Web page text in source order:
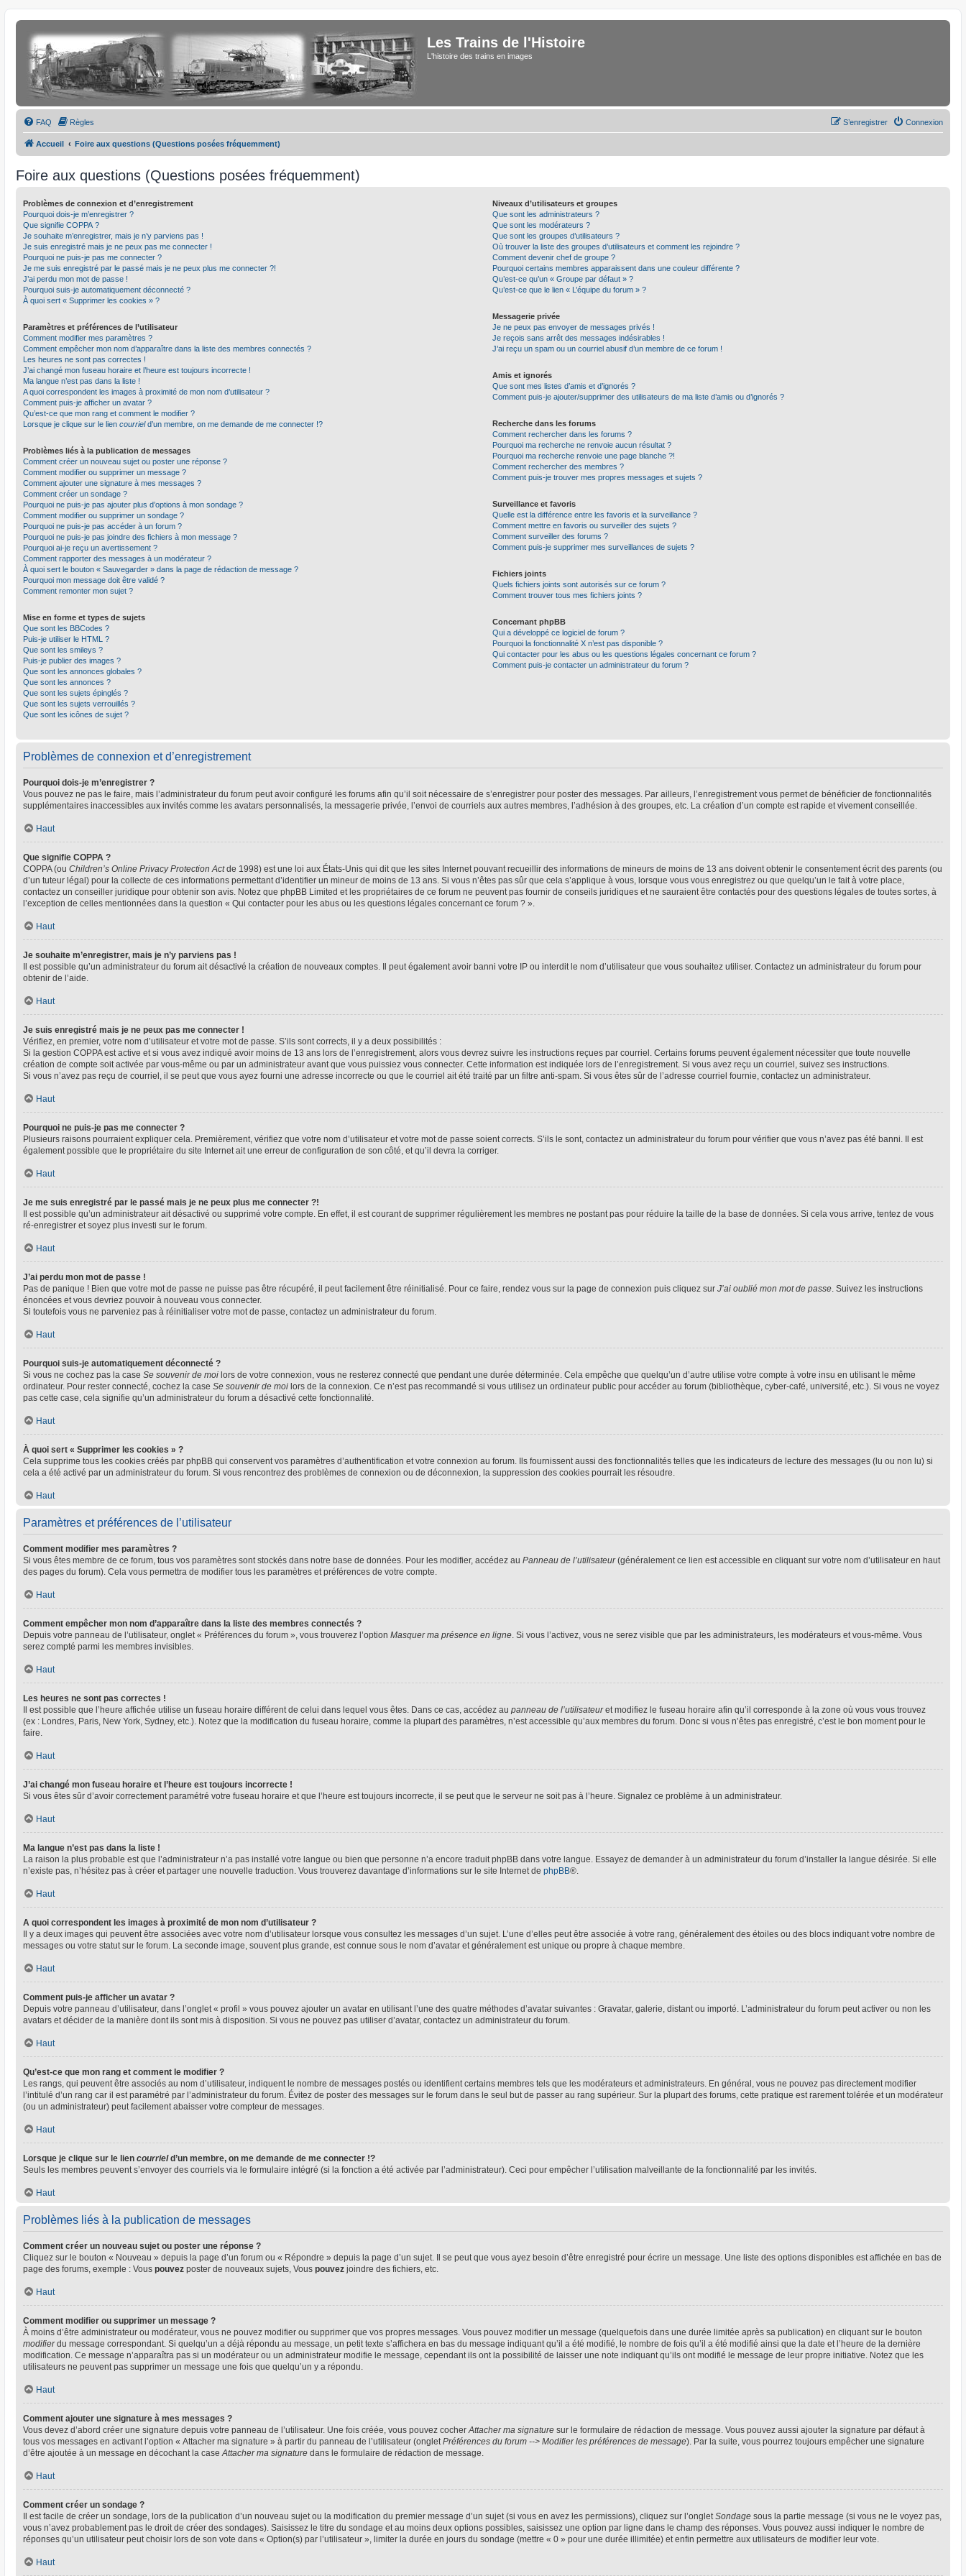
Les Trains de l'Histoire
L'histoire des trains en images
FAQ Règles Connexion
S’enregistrer
Accueil Foire aux questions (Questions posées fréquemment)
Foire aux questions (Questions posées fréquemment)
Problèmes de connexion et d’enregistrement
Pourquoi dois-je m’enregistrer ?
Que signifie COPPA ?
Je souhaite m’enregistrer, mais je n’y parviens pas !
Je suis enregistré mais je ne peux pas me connecter !
Pourquoi ne puis-je pas me connecter ?
Je me suis enregistré par le passé mais je ne peux plus me connecter ?!
J’ai perdu mon mot de passe !
Pourquoi suis-je automatiquement déconnecté ?
À quoi sert « Supprimer les cookies » ?
Paramètres et préférences de l’utilisateur
Comment modifier mes paramètres ?
Comment empêcher mon nom d’apparaître dans la liste des membres connectés ?
Les heures ne sont pas correctes !
J’ai changé mon fuseau horaire et l’heure est toujours incorrecte !
Ma langue n’est pas dans la liste !
A quoi correspondent les images à proximité de mon nom d’utilisateur ?
Comment puis-je afficher un avatar ?
Qu’est-ce que mon rang et comment le modifier ?
Lorsque je clique sur le lien courrield’un membre, on me demande de me connecter !?
Problèmes liés à la publication de messages
Comment créer un nouveau sujet ou poster une réponse ?
Comment modifier ou supprimer un message ?
Comment ajouter une signature à mes messages ?
Comment créer un sondage ?
Pourquoi ne puis-je pas ajouter plus d’options à mon sondage ?
Comment modifier ou supprimer un sondage ?
Pourquoi ne puis-je pas accéder à un forum ?
Pourquoi ne puis-je pas joindre des fichiers à mon message ?
Pourquoi ai-je reçu un avertissement ?
Comment rapporter des messages à un modérateur ?
À quoi sert le bouton « Sauvegarder » dans la page de rédaction de message ?
Pourquoi mon message doit être validé ?
Comment remonter mon sujet ?
Mise en forme et types de sujets
Que sont les BBCodes ?
Puis-je utiliser le HTML ?
Que sont les smileys ?
Puis-je publier des images ?
Que sont les annonces globales ?
Que sont les annonces ?
Que sont les sujets épinglés ?
Que sont les sujets verrouillés ?
Que sont les icônes de sujet ?
Niveaux d’utilisateurs et groupes
Que sont les administrateurs ?
Que sont les modérateurs ?
Que sont les groupes d’utilisateurs ?
Où trouver la liste des groupes d’utilisateurs et comment les rejoindre ?
Comment devenir chef de groupe ?
Pourquoi certains membres apparaissent dans une couleur différente ?
Qu’est-ce qu’un « Groupe par défaut » ?
Qu’est-ce que le lien « L’équipe du forum » ?
Messagerie privée
Je ne peux pas envoyer de messages privés !
Je reçois sans arrêt des messages indésirables !
J’ai reçu un spam ou un courriel abusif d’un membre de ce forum !
Amis et ignorés
Que sont mes listes d’amis et d’ignorés ?
Comment puis-je ajouter/supprimer des utilisateurs de ma liste d’amis ou d’ignorés ?
Recherche dans les forums
Comment rechercher dans les forums ?
Pourquoi ma recherche ne renvoie aucun résultat ?
Pourquoi ma recherche renvoie une page blanche ?!
Comment rechercher des membres ?
Comment puis-je trouver mes propres messages et sujets ?
Surveillance et favoris
Quelle est la différence entre les favoris et la surveillance ?
Comment mettre en favoris ou surveiller des sujets ?
Comment surveiller des forums ?
Comment puis-je supprimer mes surveillances de sujets ?
Fichiers joints
Quels fichiers joints sont autorisés sur ce forum ?
Comment trouver tous mes fichiers joints ?
Concernant phpBB
Qui a développé ce logiciel de forum ?
Pourquoi la fonctionnalité X n’est pas disponible ?
Qui contacter pour les abus ou les questions légales concernant ce forum ?
Comment puis-je contacter un administrateur du forum ?
Problèmes de connexion et d’enregistrement
Pourquoi dois-je m’enregistrer ?
Vous pouvez ne pas le faire, mais l’administrateur du forum peut avoir configuré les forums afin qu’il soit nécessaire de s’enregistrer pour poster des messages. Par ailleurs, l’enregistrement vous permet de bénéficier de fonctionnalités
supplémentaires inaccessibles aux invités comme les avatars personnalisés, la messagerie privée, l’envoi de courriels aux autres membres, l’adhésion à des groupes, etc. La création d’un compte est rapide et vivement conseillée.
Haut
Que signifie COPPA ?
COPPA (ou Children’s Online Privacy Protection Actde 1998) est une loi aux États-Unis qui dit que les sites Internet pouvant recueillir des informations de mineurs de moins de 13 ans doivent obtenir le consentement écrit des parents (ou
d’un tuteur légal) pour la collecte de ces informations permettant d’identifier un mineur de moins de 13 ans. Si vous n’êtes pas sûr que cela s’applique à vous, lorsque vous vous enregistrez ou que quelqu’un le fait à votre place,
contactez un conseiller juridique pour obtenir son avis. Notez que phpBB Limited et les propriétaires de ce forum ne peuvent pas fournir de conseils juridiques et ne sauraient être contactés pour des questions légales de toutes sortes, à
l’exception de celles mentionnées dans la question « Qui contacter pour les abus ou les questions légales concernant ce forum ? ».
Haut
Je souhaite m’enregistrer, mais je n’y parviens pas !
Il est possible qu’un administrateur du forum ait désactivé la création de nouveaux comptes. Il peut également avoir banni votre IP ou interdit le nom d’utilisateur que vous souhaitez utiliser. Contactez un administrateur du forum pour
obtenir de l’aide.
Haut
Je suis enregistré mais je ne peux pas me connecter !
Vérifiez, en premier, votre nom d’utilisateur et votre mot de passe. S’ils sont corrects, il y a deux possibilités :
Si la gestion COPPA est active et si vous avez indiqué avoir moins de 13 ans lors de l’enregistrement, alors vous devrez suivre les instructions reçues par courriel. Certains forums peuvent également nécessiter que toute nouvelle
création de compte soit activée par vous-même ou par un administrateur avant que vous puissiez vous connecter. Cette information est indiquée lors de l’enregistrement. Si vous avez reçu un courriel, suivez ses instructions.
Si vous n’avez pas reçu de courriel, il se peut que vous ayez fourni une adresse incorrecte ou que le courriel ait été traité par un filtre anti-spam. Si vous êtes sûr de l’adresse courriel fournie, contactez un administrateur.
Haut
Pourquoi ne puis-je pas me connecter ?
Plusieurs raisons pourraient expliquer cela. Premièrement, vérifiez que votre nom d’utilisateur et votre mot de passe soient corrects. S’ils le sont, contactez un administrateur du forum pour vérifier que vous n’avez pas été banni. Il est
également possible que le propriétaire du site Internet ait une erreur de configuration de son côté, et qu’il devra la corriger.
Haut
Je me suis enregistré par le passé mais je ne peux plus me connecter ?!
Il est possible qu’un administrateur ait désactivé ou supprimé votre compte. En effet, il est courant de supprimer régulièrement les membres ne postant pas pour réduire la taille de la base de données. Si cela vous arrive, tentez de vous
ré-enregistrer et soyez plus investi sur le forum.
Haut
J’ai perdu mon mot de passe !
Pas de panique ! Bien que votre mot de passe ne puisse pas être récupéré, il peut facilement être réinitialisé. Pour ce faire, rendez vous sur la page de connexion puis cliquez sur J’ai oublié mon mot de passe. Suivez les instructions
énoncées et vous devriez pouvoir à nouveau vous connecter.
Si toutefois vous ne parveniez pas à réinitialiser votre mot de passe, contactez un administrateur du forum.
Haut
Pourquoi suis-je automatiquement déconnecté ?
Si vous ne cochez pas la case Se souvenir de moi lors de votre connexion, vous ne resterez connecté que pendant une durée déterminée. Cela empêche que quelqu’un d’autre utilise votre compte à votre insu en utilisant le même
ordinateur. Pour rester connecté, cochez la case Se souvenir de moi lors de la connexion. Ce n’est pas recommandé si vous utilisez un ordinateur public pour accéder au forum (bibliothèque, cyber-café, université, etc.). Si vous ne voyez
pas cette case, cela signifie qu’un administrateur du forum a désactivé cette fonctionnalité.
Haut
À quoi sert « Supprimer les cookies » ?
Cela supprime tous les cookies créés par phpBB qui conservent vos paramètres d’authentification et votre connexion au forum. Ils fournissent aussi des fonctionnalités telles que les indicateurs de lecture des messages (lu ou non lu) si
cela a été activé par un administrateur du forum. Si vous rencontrez des problèmes de connexion ou de déconnexion, la suppression des cookies pourrait les résoudre.
Haut
Paramètres et préférences de l’utilisateur
Comment modifier mes paramètres ?
Si vous êtes membre de ce forum, tous vos paramètres sont stockés dans notre base de données. Pour les modifier, accédez au Panneau de l’utilisateur(généralement ce lien est accessible en cliquant sur votre nom d’utilisateur en haut
des pages du forum). Cela vous permettra de modifier tous les paramètres et préférences de votre compte.
Haut
Comment empêcher mon nom d’apparaître dans la liste des membres connectés ?
Depuis votre panneau de l’utilisateur, onglet « Préférences du forum », vous trouverez l’option Masquer ma présence en ligne. Si vous l’activez, vous ne serez visible que par les administrateurs, les modérateurs et vous-même. Vous
serez compté parmi les membres invisibles.
Haut
Les heures ne sont pas correctes !
Il est possible que l’heure affichée utilise un fuseau horaire différent de celui dans lequel vous êtes. Dans ce cas, accédez au panneau de l’utilisateuret modifiez le fuseau horaire afin qu’il corresponde à la zone où vous vous trouvez
(ex : Londres, Paris, New York, Sydney, etc.). Notez que la modification du fuseau horaire, comme la plupart des paramètres, n’est accessible qu’aux membres du forum. Donc si vous n’êtes pas enregistré, c’est le bon moment pour le
faire.
Haut
J’ai changé mon fuseau horaire et l’heure est toujours incorrecte !
Si vous êtes sûr d’avoir correctement paramétré votre fuseau horaire et que l’heure est toujours incorrecte, il se peut que le serveur ne soit pas à l’heure. Signalez ce problème à un administrateur.
Haut
Ma langue n’est pas dans la liste !
La raison la plus probable est que l’administrateur n’a pas installé votre langue ou bien que personne n’a encore traduit phpBB dans votre langue. Essayez de demander à un administrateur du forum d’installer la langue désirée. Si elle
n’existe pas, n’hésitez pas à créer et partager une nouvelle traduction. Vous trouverez davantage d’informations sur le site Internet de phpBB®.
Haut
A quoi correspondent les images à proximité de mon nom d’utilisateur ?
Il y a deux images qui peuvent être associées avec votre nom d’utilisateur lorsque vous consultez les messages d’un sujet. L’une d’elles peut être associée à votre rang, généralement des étoiles ou des blocs indiquant votre nombre de
messages ou votre statut sur le forum. La seconde image, souvent plus grande, est connue sous le nom d’avatar et généralement est unique ou propre à chaque membre.
Haut
Comment puis-je afficher un avatar ?
Depuis votre panneau d’utilisateur, dans l’onglet « profil » vous pouvez ajouter un avatar en utilisant l’une des quatre méthodes d’avatar suivantes : Gravatar, galerie, distant ou importé. L’administrateur du forum peut activer ou non les
avatars et décider de la manière dont ils sont mis à disposition. Si vous ne pouvez pas utiliser d’avatar, contactez un administrateur du forum.
Haut
Qu’est-ce que mon rang et comment le modifier ?
Les rangs, qui peuvent être associés au nom d’utilisateur, indiquent le nombre de messages postés ou identifient certains membres tels que les modérateurs et administrateurs. En général, vous ne pouvez pas directement modifier
l’intitulé d’un rang car il est paramétré par l’administrateur du forum. Évitez de poster des messages sur le forum dans le seul but de passer au rang supérieur. Sur la plupart des forums, cette pratique est rarement tolérée et un modérateur
(ou un administrateur) peut facilement abaisser votre compteur de messages.
Haut
Lorsque je clique sur le lien courrield’un membre, on me demande de me connecter !?
Seuls les membres peuvent s’envoyer des courriels via le formulaire intégré (si la fonction a été activée par l’administrateur). Ceci pour empêcher l’utilisation malveillante de la fonctionnalité par les invités.
Haut
Problèmes liés à la publication de messages
Comment créer un nouveau sujet ou poster une réponse ?
Cliquez sur le bouton « Nouveau » depuis la page d’un forum ou « Répondre » depuis la page d’un sujet. Il se peut que vous ayez besoin d’être enregistré pour écrire un message. Une liste des options disponibles est affichée en bas de
page des forums, exemple : Vous pouvez poster de nouveaux sujets, Vous pouvez joindre des fichiers, etc.
Haut
Comment modifier ou supprimer un message ?
À moins d’être administrateur ou modérateur, vous ne pouvez modifier ou supprimer que vos propres messages. Vous pouvez modifier un message (quelquefois dans une durée limitée après sa publication) en cliquant sur le bouton
modifierdu message correspondant. Si quelqu’un a déjà répondu au message, un petit texte s’affichera en bas du message indiquant qu’il a été modifié, le nombre de fois qu’il a été modifié ainsi que la date et l’heure de la dernière
modification. Ce message n’apparaîtra pas si un modérateur ou un administrateur modifie le message, cependant ils ont la possibilité de laisser une note indiquant qu’ils ont modifié le message de leur propre initiative. Notez que les
utilisateurs ne peuvent pas supprimer un message une fois que quelqu’un y a répondu.
Haut
Comment ajouter une signature à mes messages ?
Vous devez d’abord créer une signature depuis votre panneau de l’utilisateur. Une fois créée, vous pouvez cocherAttacher ma signature sur le formulaire de rédaction de message. Vous pouvez aussi ajouter la signature par défaut à
tous vos messages en activant l’option « Attacher ma signature » à partir du panneau de l’utilisateur (ongletPréférences du forum --> Modifier les préférences de message). Par la suite, vous pourrez toujours empêcher une signature
d’être ajoutée à un message en décochant la caseAttacher ma signature dans le formulaire de rédaction de message.
Haut
Comment créer un sondage ?
Il est facile de créer un sondage, lors de la publication d’un nouveau sujet ou la modification du premier message d’un sujet (si vous en avez les permissions), cliquez sur l’ongletSondage sous la partie message (si vous ne le voyez pas,
vous n’avez probablement pas le droit de créer des sondages). Saisissez le titre du sondage et au moins deux options possibles, saisissez une option par ligne dans le champ des réponses. Vous pouvez aussi indiquer le nombre de
réponses qu’un utilisateur peut choisir lors de son vote dans « Option(s) par l’utilisateur », limiter la durée en jours du sondage (mettre « 0 » pour une durée illimitée) et enfin permettre aux utilisateurs de modifier leur vote.
Haut